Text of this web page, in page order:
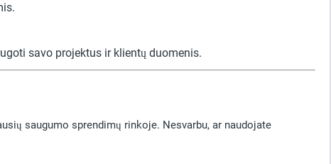
savo projektus ir klientų duomenis.
saugumo sprendimų rinkoje. Nesvarbu, ar naudojate